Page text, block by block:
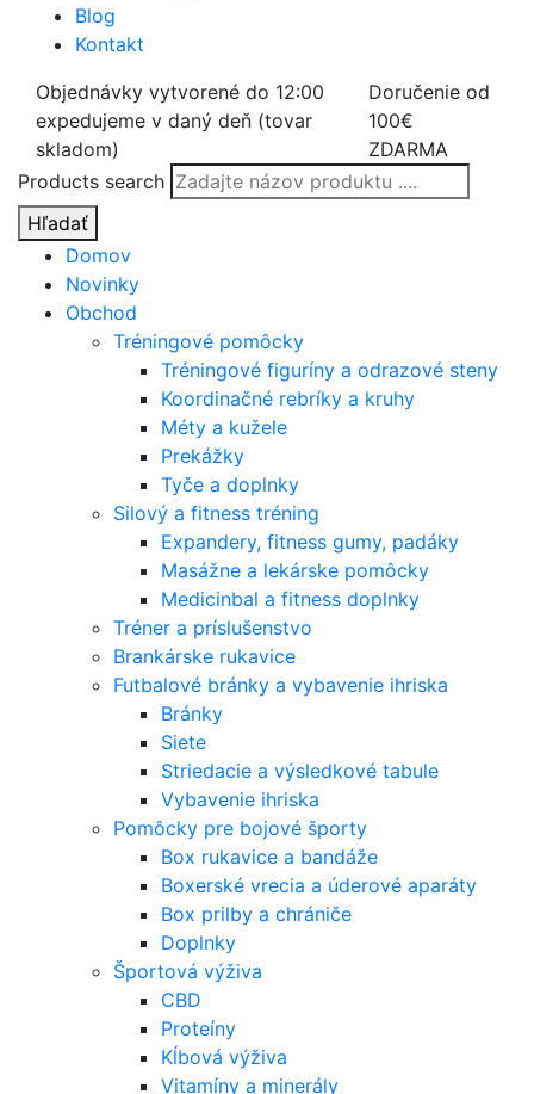
Blog
Kontakt
Objednávky vytvorené do 12:00
expedujeme v daný deň (tovar
skladom)
Doručenie od
100€
ZDARMA
Products search
Hľadať
Domov
Novinky
Obchod
Tréningové pomôcky
Tréningové figuríny a odrazové steny
Koordinačné rebríky a kruhy
Méty a kužele
Prekážky
Tyče a doplnky
Silový a fitness tréning
Expandery, fitness gumy, padáky
Masážne a lekárske pomôcky
Medicinbal a fitness doplnky
Tréner a príslušenstvo
Brankárske rukavice
Futbalové bránky a vybavenie ihriska
Bránky
Siete
Striedacie a výsledkové tabule
Vybavenie ihriska
Pomôcky pre bojové športy
Box rukavice a bandáže
Boxerské vrecia a úderové aparáty
Box prilby a chrániče
Doplnky
Športová výživa
CBD
Proteíny
Kĺbová výživa
Vitamíny a minerály